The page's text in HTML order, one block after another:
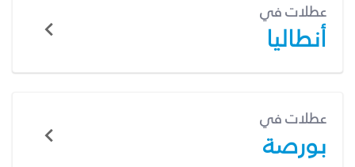
عطلات في
أنطاليا
عطلات في
بورصة